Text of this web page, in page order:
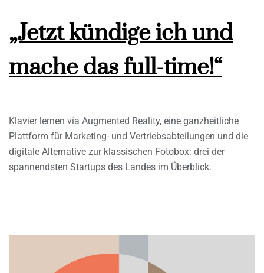
„Jetzt kündige ich und
mache das full-time!“
Klavier lernen via Augmented Reality, eine ganzheitliche
Plattform für Marketing- und Vertriebsabteilungen und die
digitale Alternative zur klassischen Fotobox: drei der
spannendsten Startups des Landes im Überblick.